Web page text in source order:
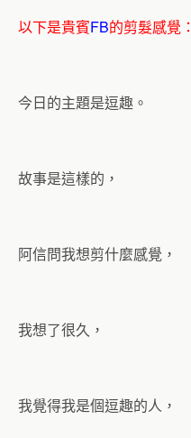
以下是貴賓FB的剪髮感覺：
今日的主題是逗趣。
故事是這樣的，
阿信問我想剪什麼感覺，
我想了很久，
我覺得我是個逗趣的人，